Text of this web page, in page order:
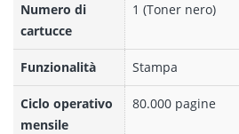
Numero di
cartucce
1 (Toner nero)
Funzionalità Stampa
Ciclo operativo
mensile
80.000 pagine